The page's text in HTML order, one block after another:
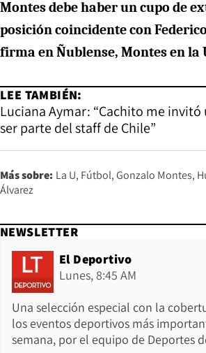
Montes debe haber un cupo de
posición coincidente con
firma en Ñublense, Montes en la
LEE TAMBIÉN:
Luciana Aymar: “Cachito me invitó
ser parte del staff de Chile”
Más sobre: La U Fútbol Gonzalo Montes
Álvarez
NEWSLETTER
El Deportivo
Lunes, 8:45 AM
Una selección especial con la
los eventos deportivos más
semana, por el equipo de Deportes